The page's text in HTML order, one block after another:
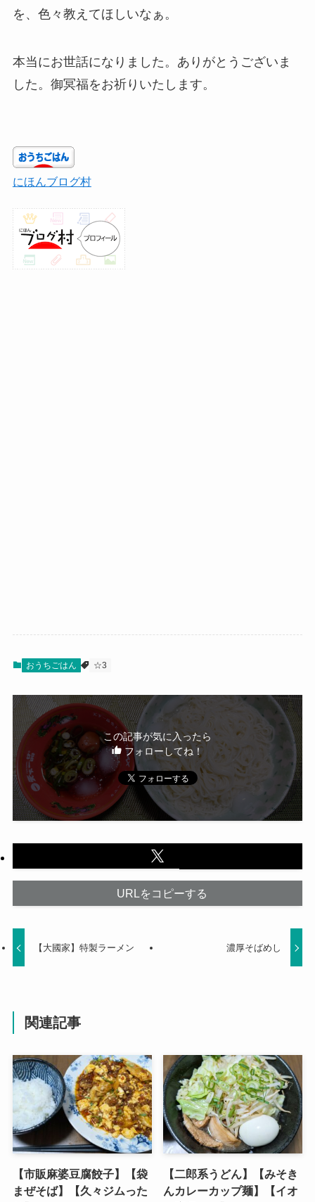
を、色々教えてほしいなぁ。
本当にお世話になりました。ありがとうございま
した。御冥福をお祈りいたします。
にほんブログ村
おうちごはん ☆3
この記事が気に入ったら
フォローしてね！
URLをコピーする
【大國家】特製ラーメン 濃厚そばめし
関連記事
【市販麻婆豆腐餃子】【袋
まぜそば】【久々ジムった
【二郎系うどん】【みそき
んカレーカップ麺】【イオ